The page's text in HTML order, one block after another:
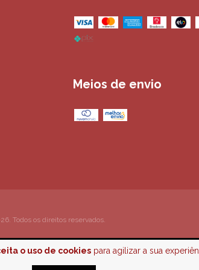
o uso de cookies para agilizar a sua
Meios de envio
Todos os direitos reservados.